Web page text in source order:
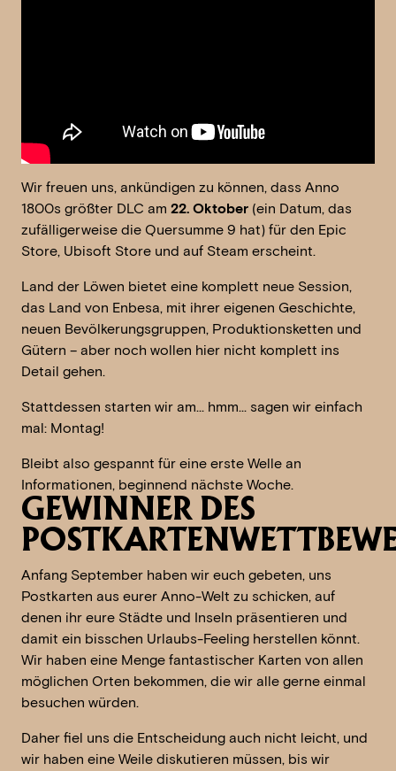
Wir freuen uns, ankündigen zu können, dass Anno
1800s größter DLC am 22. Oktober (ein Datum, das
zufälligerweise die Quersumme 9 hat) für den Epic
Store, Ubisoft Store und auf Steam erscheint.
Land der Löwen bietet eine komplett neue Session,
das Land von Enbesa, mit ihrer eigenen Geschichte,
neuen Bevölkerungsgruppen, Produktionsketten und
Gütern – aber noch wollen hier nicht komplett ins
Detail gehen.
Stattdessen starten wir am… hmm… sagen wir einfach
mal: Montag!
Bleibt also gespannt für eine erste Welle an
Informationen, beginnend nächste Woche.
GEWINNER DES
Anfang September haben wir euch gebeten, uns
Postkarten aus eurer Anno-Welt zu schicken, auf
denen ihr eure Städte und Inseln präsentieren und
damit ein bisschen Urlaubs-Feeling herstellen könnt.
Wir haben eine Menge fantastischer Karten von allen
möglichen Orten bekommen, die wir alle gerne einmal
besuchen würden.
Daher fiel uns die Entscheidung auch nicht leicht, und
wir haben eine Weile diskutieren müssen, bis wir